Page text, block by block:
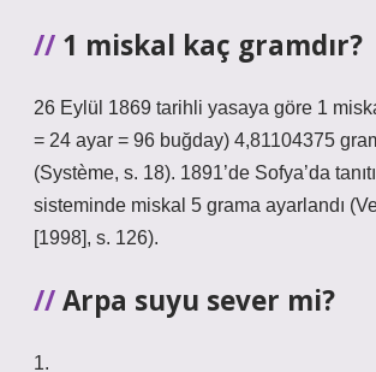
1 miskal kaç gramdır?
26 Eylül 1869 tarihli yasaya göre 1
= 24 ayar = 96 buğday) 4,81104375
(Système, s. 18). 1891’de Sofya’da
sisteminde miskal 5 grama ayarlandı
[1998], s. 126).
Arpa suyu sever mi?
1.